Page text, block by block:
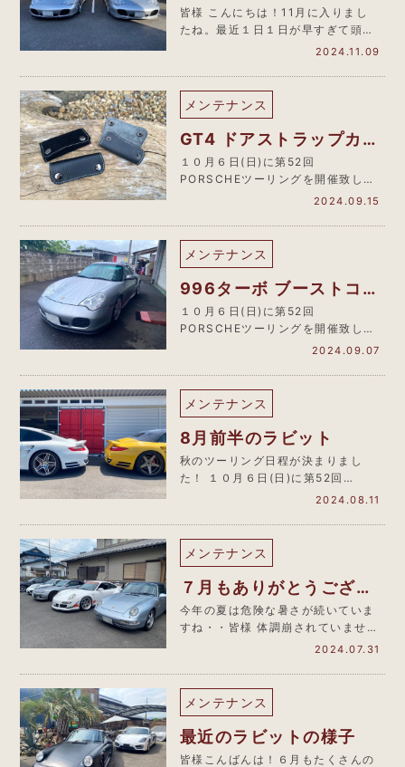
す
皆様 こんにちは！11月に入りまし
たね。最近１日１日が早すぎて頭が
追い付いていきませんが、それだけ
2024.11.09
メンテナンス
GT4 ドアストラップカバ
ー製作
１０月６日(日)に第52回
PORSCHEツーリングを開催致しま
す。 只今 申込受付中！詳細はＨ
2024.09.15
メンテナンス
996ターボ ブーストコン
トロールバルブ交換
１０月６日(日)に第52回
PORSCHEツーリングを開催致しま
す。 只今 申込受付中！詳細はＨ
2024.09.07
メンテナンス
8月前半のラビット
秋のツーリング日程が決まりまし
た！ １０月６日(日)に第52回
PORSCHEツーリングを開催致し…
2024.08.11
メンテナンス
７月もありがとうござい
ました
今年の夏は危険な暑さが続いていま
すね・・皆様 体調崩されていません
か？ この猛暑の中ではありま…
2024.07.31
メンテナンス
最近のラビットの様子
皆様こんばんは！６月もたくさんの